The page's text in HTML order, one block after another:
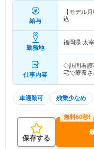
給与
【モデル月
込
勤務地
福岡県 太
仕事内容
◇訪問看護
宅で療養
車通勤可 残業少なめ
保存する